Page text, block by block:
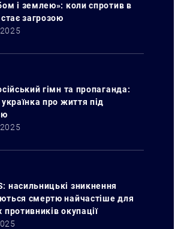
і землею»: коли спротив в
стає загрозою
гімн та пропаганда:
українка про життя під
насильницькі зникнення
смертю найчастіше для
противників окупації